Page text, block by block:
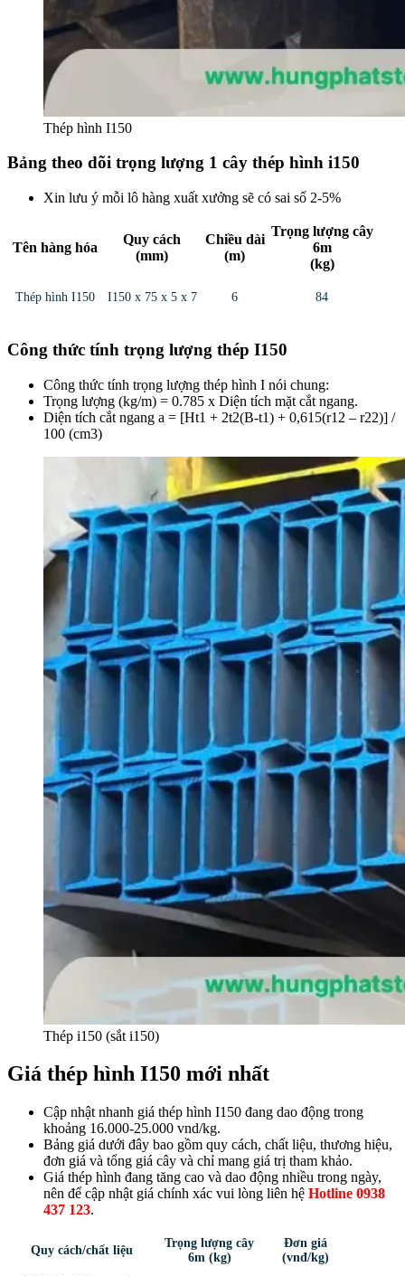
Thép hình I150
Bảng theo dõi trọng lượng 1 cây thép hình i150
Xin lưu ý mỗi lô hàng xuất xưởng sẽ có sai số 2-5%
Tên hàng hóa
Quy cách
(mm)
Chiều dài
(m)
Trọng lượng cây
6m
(kg)
Thép hình I150 I150 x 75 x 5 x 7 6 84
Công thức tính trọng lượng thép I150
Công thức tính trọng lượng thép hình I nói chung:
Trọng lượng (kg/m) = 0.785 x Diện tích mặt cắt ngang.
Diện tích cắt ngang a = [Ht1 + 2t2(B-t1) + 0,615(r12 – r22)] /
100 (cm3)
Thép i150 (sắt i150)
Giá thép hình I150 mới nhất
Cập nhật nhanh giá thép hình I150 đang dao động trong
khoảng 16.000-25.000 vnd/kg.
Bảng giá dưới đây bao gồm quy cách, chất liệu, thương hiệu,
đơn giá và tổng giá cây và chỉ mang giá trị tham khảo.
Giá thép hình đang tăng cao và dao động nhiều trong ngày,
nên để cập nhật giá chính xác vui lòng liên hệ Hotline 0938
437 123.
Quy cách/chất liệu
Trọng lượng cây
6m (kg)
Đơn giá
(vnđ/kg)